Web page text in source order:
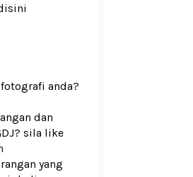
anda?
dan
sila like
yang